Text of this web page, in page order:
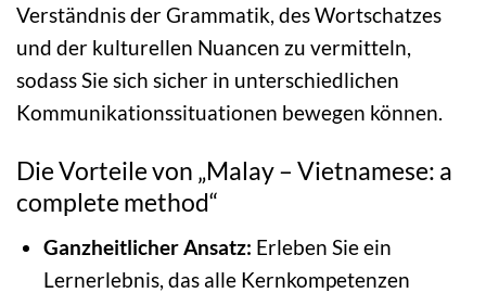
Verständnis der Grammatik, des Wortschatzes
und der kulturellen Nuancen zu vermitteln,
sodass Sie sich sicher in unterschiedlichen
Kommunikationssituationen bewegen können.
Die Vorteile von „Malay – Vietnamese: a
complete method“
Ganzheitlicher Ansatz: Erleben Sie ein
Lernerlebnis, das alle Kernkompetenzen